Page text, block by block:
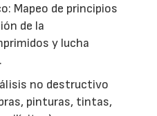
Mapeo de principios
de la
y lucha
no destructivo
pinturas, tintas,